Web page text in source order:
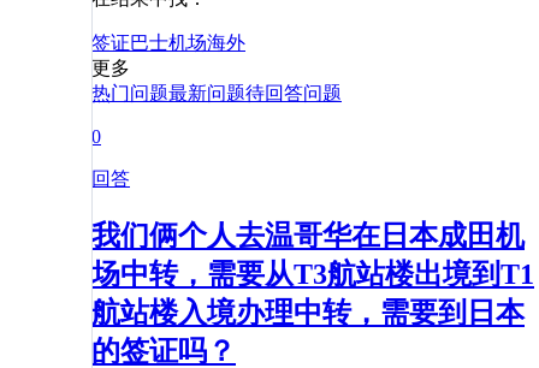
签证巴士机场海外
更多
热门问题最新问题待回答问题
0
回答
我们俩个人去温哥华在日本成田机
场中转，需要从T3航站楼出境到T1
航站楼入境办理中转，需要到日本
的签证吗？